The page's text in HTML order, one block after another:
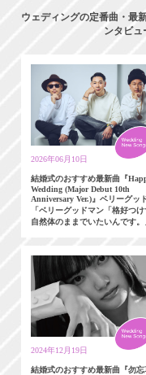
ウェディングの定番曲・最
ンタビュ
2026年06月10日
結婚式のおすすめ最新曲『
Wedding (Major Debut 10th
Anniversary Ver.)』ベリーグッ
「ベリーグッドマン「格好つけ
自然体のままでいたいんです。
2024年12月19日
結婚式のおすすめ最新曲『勿忘